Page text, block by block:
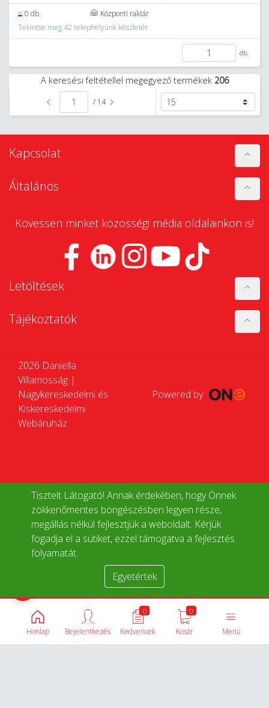
Tisztelt Látogató! Annak érdekében, hogy Önnek
zökkenőmentes böngészésben legyen része,
megállás nélkül fejlesztjük a weboldalt. Kérjük
fogadja el a sütiket, ezzel támogatva a fejlesztés
folyamatát.
Egyetértek
0 db.
Központi raktár
Tekintse meg 42 telephelyünk készletét
db.
A keresési feltétellel megegyező termékek 206
/ 14
Kapcsolat
Általános
Kövessen minket közösségi média oldalainkon is!
Letöltések
Tájékoztatók
2026 Daniella
Villamosság |
Nagykereskedelmi és
Kiskereskedelmi
Webáruház
Powered by
Honlap Menü
0
Kosár
0
Kedvencek
Bejelentkezés
Termékek összehasonlítása